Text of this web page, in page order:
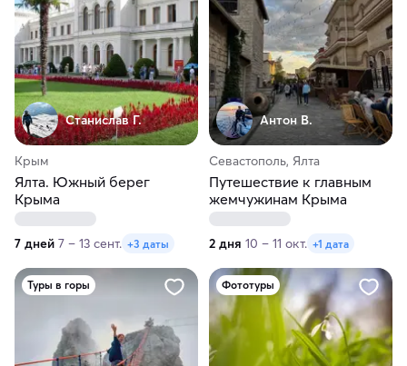
Станислав Г.
Крым
Ялта. Южный берег
Крыма
7 дней 7 – 13 сент. +3 даты
Антон В.
Севастополь, Ялта
Путешествие к главным
жемчужинам Крыма
2 дня 10 – 11 окт. +1 дата
Туры в горы Фототуры